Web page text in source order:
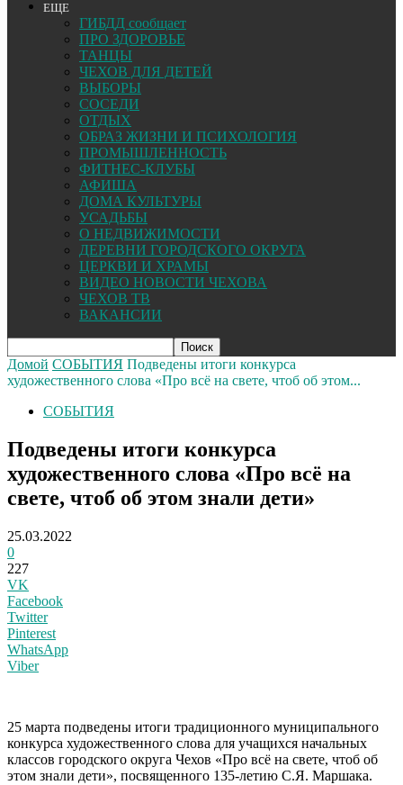
ЕЩЕ
ГИБДД сообщает
ПРО ЗДОРОВЬЕ
ТАНЦЫ
ЧЕХОВ ДЛЯ ДЕТЕЙ
ВЫБОРЫ
СОСЕДИ
ОТДЫХ
ОБРАЗ ЖИЗНИ И ПСИХОЛОГИЯ
ПРОМЫШЛЕННОСТЬ
ФИТНЕС-КЛУБЫ
АФИША
ДОМА КУЛЬТУРЫ
УСАДЬБЫ
О НЕДВИЖИМОСТИ
ДЕРЕВНИ ГОРОДСКОГО ОКРУГА
ЦЕРКВИ И ХРАМЫ
ВИДЕО НОВОСТИ ЧЕХОВА
ЧЕХОВ ТВ
ВАКАНСИИ
Домой СОБЫТИЯ Подведены итоги конкурса
художественного слова «Про всё на свете, чтоб об этом...
СОБЫТИЯ
Подведены итоги конкурса
художественного слова «Про всё на
свете, чтоб об этом знали дети»
25.03.2022
0
227
VK
Facebook
Twitter
Pinterest
WhatsApp
Viber
25 марта подведены итоги традиционного муниципального
конкурса художественного слова для учащихся начальных
классов городского округа Чехов «Про всё на свете, чтоб об
этом знали дети», посвященного 135-летию С.Я. Маршака.